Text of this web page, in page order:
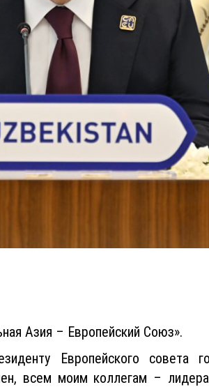
Азия – Европейский Союз».
Европейского совета
всем моим коллегам –